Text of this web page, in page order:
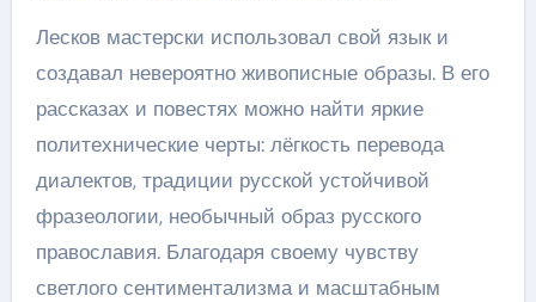
Лесков мастерски использовал свой язык и
создавал невероятно живописные образы. В его
рассказах и повестях можно найти яркие
политехнические черты: лёгкость перевода
диалектов, традиции русской устойчивой
фразеологии, необычный образ русского
православия. Благодаря своему чувству
светлого сентиментализма и масштабным